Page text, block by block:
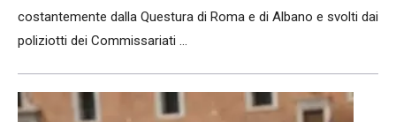
costantemente dalla Questura di Roma e di Albano e svolti dai
poliziotti dei Commissariati ...